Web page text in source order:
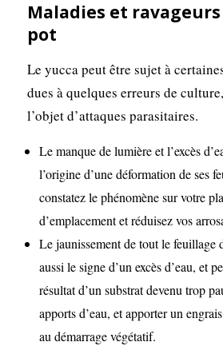
Maladies et
pot
Le yucca peut être sujet à
dues à quelques erreurs de
l’objet d’attaques parasitaires.
Le manque de lumière et l’excès
l’origine d’une déformation de ses
constatez le phénomène sur votre
d’emplacement et réduisez vos
Le jaunissement de tout le feuillage
aussi le signe d’un excès d’eau, et
résultat d’un substrat devenu trop
apports d’eau, et apporter un
au démarrage végétatif.